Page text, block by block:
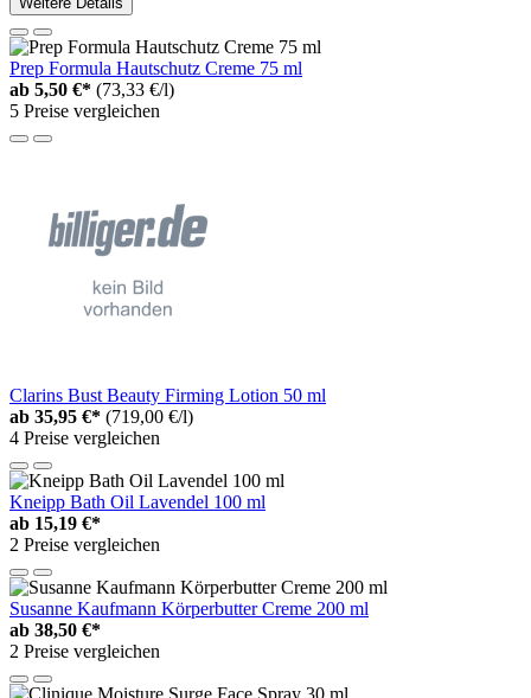
Prep Formula Hautschutz Creme 75 ml
ab 5,50 €* (73,33 €/l)
5 Preise vergleichen
Clarins Bust Beauty Firming Lotion 50 ml
ab 35,95 €* (719,00 €/l)
4 Preise vergleichen
Kneipp Bath Oil Lavendel 100 ml
ab 15,19 €*
2 Preise vergleichen
Susanne Kaufmann Körperbutter Creme 200 ml
ab 38,50 €*
2 Preise vergleichen